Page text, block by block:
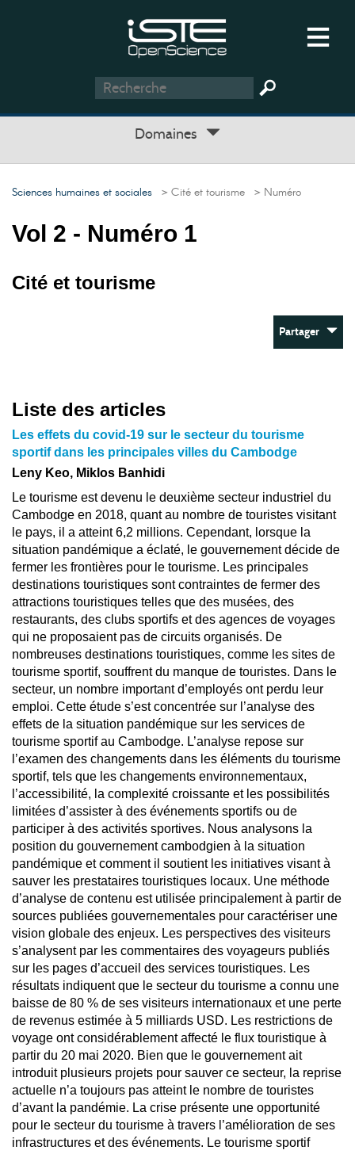
Domaines
Sciences humaines et sociales > Cité et tourisme > Numéro
Vol 2 - Numéro 1
Cité et tourisme
Partager
Liste des articles
Les effets du covid-19 sur le secteur du tourisme
sportif dans les principales villes du Cambodge
Leny Keo, Miklos Banhidi
Le tourisme est devenu le deuxième secteur industriel du
Cambodge en 2018, quant au nombre de touristes visitant
le pays, il a atteint 6,2 millions. Cependant, lorsque la
situation pandémique a éclaté, le gouvernement décide de
fermer les frontières pour le tourisme. Les principales
destinations touristiques sont contraintes de fermer des
attractions touristiques telles que des musées, des
restaurants, des clubs sportifs et des agences de voyages
qui ne proposaient pas de circuits organisés. De
nombreuses destinations touristiques, comme les sites de
tourisme sportif, souffrent du manque de touristes. Dans le
secteur, un nombre important d’employés ont perdu leur
emploi. Cette étude s’est concentrée sur l’analyse des
effets de la situation pandémique sur les services de
tourisme sportif au Cambodge. L’analyse repose sur
l’examen des changements dans les éléments du tourisme
sportif, tels que les changements environnementaux,
l’accessibilité, la complexité croissante et les possibilités
limitées d’assister à des événements sportifs ou de
participer à des activités sportives. Nous analysons la
position du gouvernement cambodgien à la situation
pandémique et comment il soutient les initiatives visant à
sauver les prestataires touristiques locaux. Une méthode
d’analyse de contenu est utilisée principalement à partir de
sources publiées gouvernementales pour caractériser une
vision globale des enjeux. Les perspectives des visiteurs
s’analysent par les commentaires des voyageurs publiés
sur les pages d’accueil des services touristiques. Les
résultats indiquent que le secteur du tourisme a connu une
baisse de 80 % de ses visiteurs internationaux et une perte
de revenus estimée à 5 milliards USD. Les restrictions de
voyage ont considérablement affecté le flux touristique à
partir du 20 mai 2020. Bien que le gouvernement ait
introduit plusieurs projets pour sauver ce secteur, la reprise
actuelle n’a toujours pas atteint le nombre de touristes
d’avant la pandémie. La crise présente une opportunité
pour le secteur du tourisme à travers l’amélioration de ses
infrastructures et des événements. Le tourisme sportif